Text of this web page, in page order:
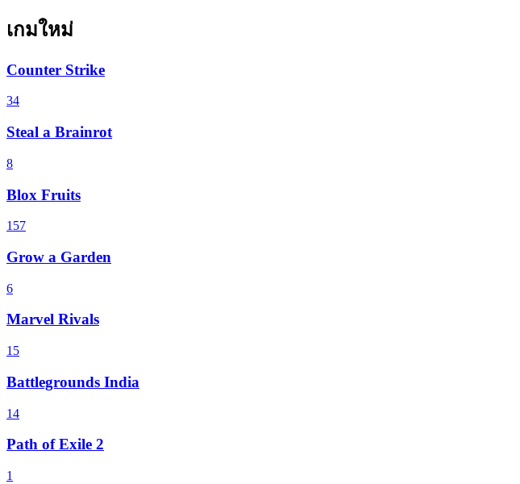
เกมใหม่
Counter Strike
34
Steal a Brainrot
8
Blox Fruits
157
Grow a Garden
6
Marvel Rivals
15
Battlegrounds India
14
Path of Exile 2
1